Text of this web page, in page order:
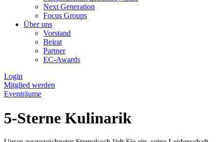
Next Generation
Focus Groups
Über uns
Vorstand
Beirat
Partner
EC-Awards
Login
Mitglied werden
Eventräume
5-Sterne Kulinarik